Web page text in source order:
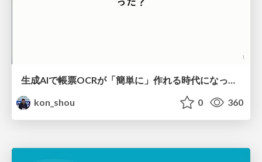
生成AIで帳票OCRが「簡単に」作れる時代になった？
kon_shou
0 360